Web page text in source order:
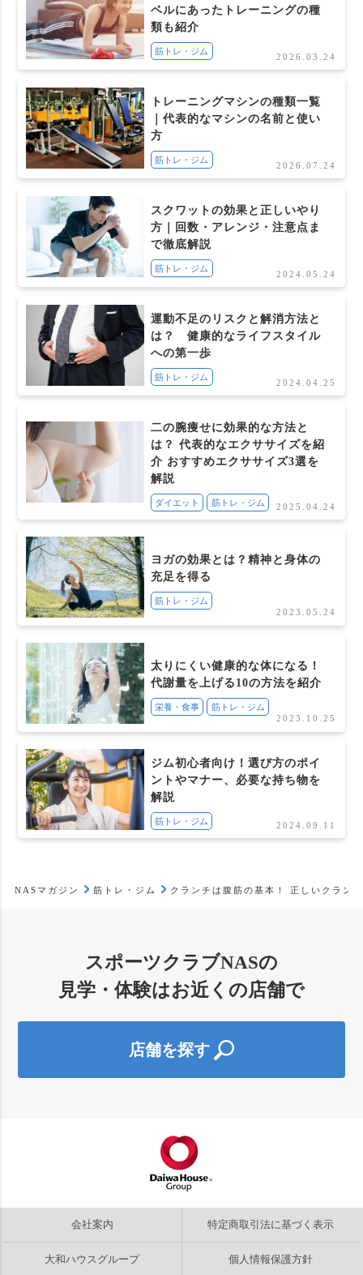
ベルにあったトレーニングの種
類も紹介
筋トレ・ジム
2026.03.24
トレーニングマシンの種類一覧
｜代表的なマシンの名前と使い
方
筋トレ・ジム
2026.07.24
スクワットの効果と正しいやり
方｜回数・アレンジ・注意点ま
で徹底解説
筋トレ・ジム
2024.05.24
運動不足のリスクと解消方法と
は？ 健康的なライフスタイル
への第一歩
筋トレ・ジム
2024.04.25
二の腕痩せに効果的な方法と
は？ 代表的なエクササイズを紹
介 おすすめエクササイズ3選を
解説
ダイエット 筋トレ・ジム 2025.04.24
ヨガの効果とは？精神と身体の
充足を得る
筋トレ・ジム
2023.05.24
太りにくい健康的な体になる！
代謝量を上げる10の方法を紹介
栄養・食事
筋トレ・ジム
2023.10.25
ジム初心者向け！選び方のポイ
ントやマナー、必要な持ち物を
解説
筋トレ・ジム 2024.09.11
NASマガジン 筋トレ・ジム クランチは腹筋の基本！ 正しいクラン
スポーツクラブNASの
見学・体験はお近くの店舗で
店舗を探す
会社案内 特定商取引法に基づく表示
大和ハウスグループ 個人情報保護方針